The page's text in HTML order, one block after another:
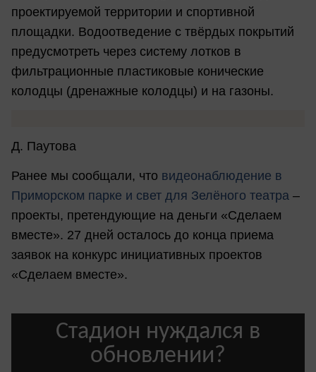
проектируемой территории и спортивной
площадки. Водоотведение с твёрдых покрытий
предусмотреть через систему лотков в
фильтрационные пластиковые конические
колодцы (дренажные колодцы) и на газоны.
Д. Паутова
Ранее мы сообщали, что видеонаблюдение в
Приморском парке и свет для Зелёного театра –
проекты, претендующие на деньги «Сделаем
вместе». 27 дней осталось до конца приема
заявок на конкурс инициативных проектов
«Сделаем вместе».